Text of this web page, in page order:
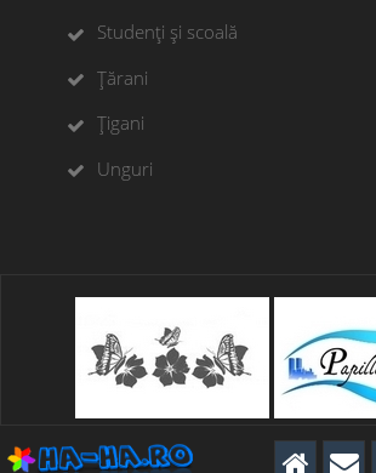
Studenți și scoală
Țărani
Țigani
Unguri